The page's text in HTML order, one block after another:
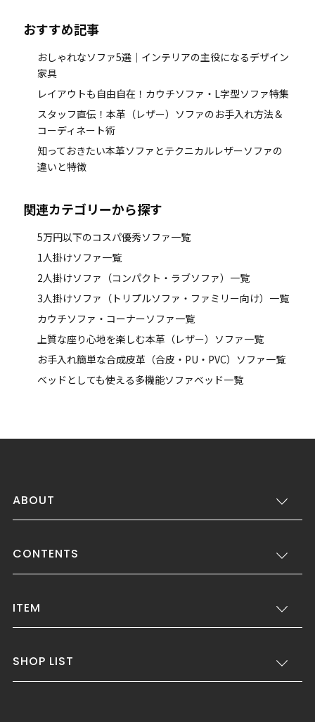
おすすめ記事
おしゃれなソファ5選｜インテリアの主役になるデザイン
家具
レイアウトも自由自在！カウチソファ・L字型ソファ特集
スタッフ直伝！本革（レザー）ソファのお手入れ方法＆
コーディネート術
知っておきたい本革ソファとテクニカルレザーソファの
違いと特徴
関連カテゴリーから探す
5万円以下のコスパ優秀ソファ一覧
1人掛けソファ一覧
2人掛けソファ（コンパクト・ラブソファ）一覧
3人掛けソファ（トリプルソファ・ファミリー向け）一覧
カウチソファ・コーナーソファ一覧
上質な座り心地を楽しむ本革（レザー）ソファ一覧
お手入れ簡単な合成皮革（合皮・PU・PVC）ソファ一覧
ベッドとしても使える多機能ソファベッド一覧
ABOUT
CONTENTS
ITEM
SHOP LIST